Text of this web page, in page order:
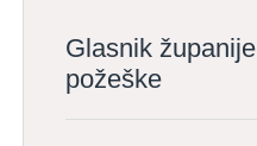
Glasnik županije
požeške